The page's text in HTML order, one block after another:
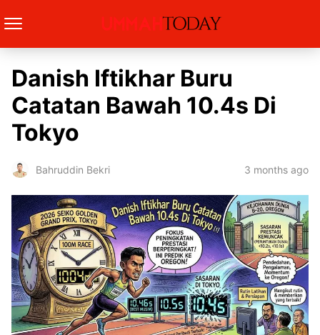
Danish Iftikhar Buru
Catatan Bawah 10.4s Di
Tokyo
Bahruddin Bekri 3 months ago